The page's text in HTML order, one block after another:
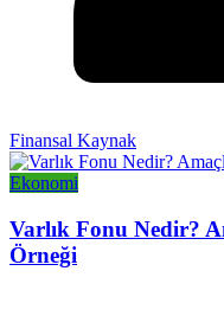
Finansal Kaynak
Ekonomi
Varlık Fonu Nedir?
Örneği